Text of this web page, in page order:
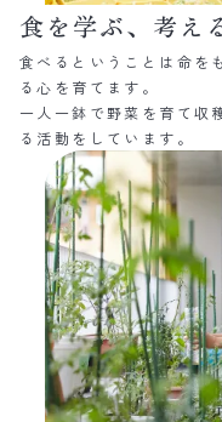
食を学ぶ、考え
食べるということは命を
る心を育てます。
一人一鉢で野菜を育て収
る活動をしています。